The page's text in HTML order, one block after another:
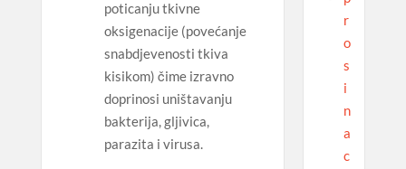
poticanju tkivne
oksigenacije (povećanje
snabdjevenosti tkiva
kisikom) čime izravno
doprinosi uništavanju
bakterija, gljivica,
parazita i virusa.
r
o
s
i
n
a
c